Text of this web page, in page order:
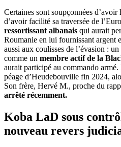
Certaines sont soupçonnées
d’avoir facilité sa traversée de
ressortissant albanais qui aurait
Roumanie en lui fournissant argent
aussi aux coulisses de l’évasion :
comme un membre actif de la
aurait participé au commando
péage d’Heudebouville fin 2024,
Son frère, Hervé M., proche du
arrêté récemment.
Koba LaD sous
nouveau revers